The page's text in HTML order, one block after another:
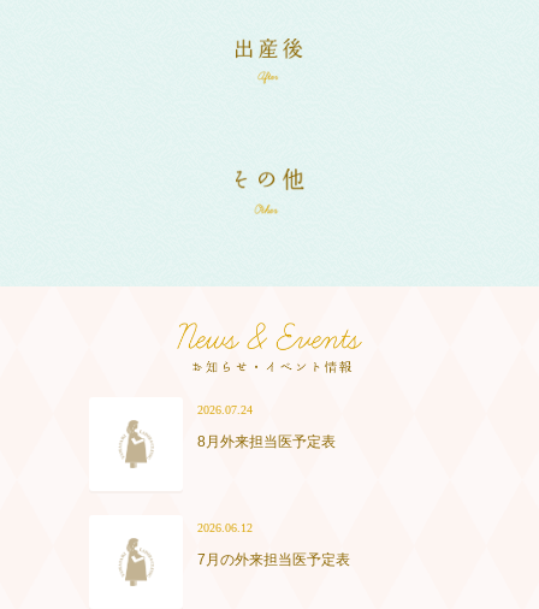
2026.07.24
8月外来担当医予定表
2026.06.12
7月の外来担当医予定表